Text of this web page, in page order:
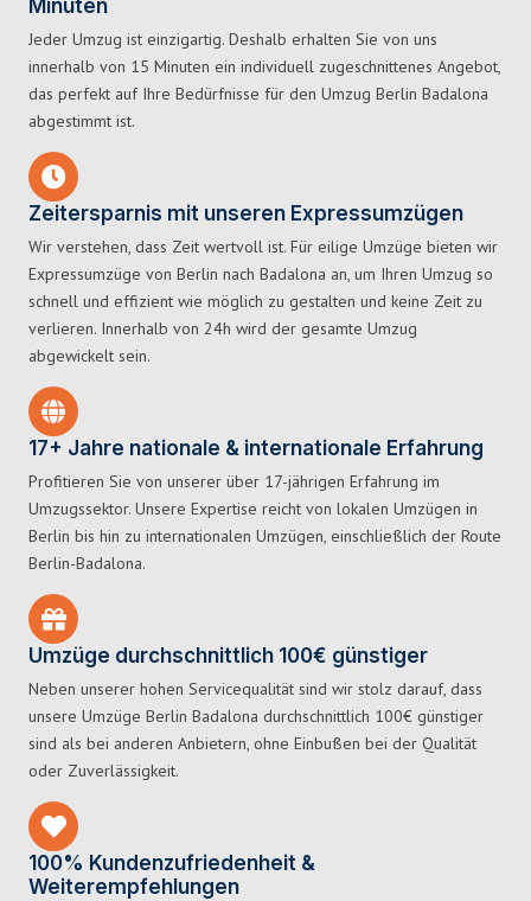
Minuten
Jeder Umzug ist einzigartig. Deshalb erhalten Sie von uns
innerhalb von 15 Minuten ein individuell zugeschnittenes Angebot,
das perfekt auf Ihre Bedürfnisse für den Umzug Berlin Badalona
abgestimmt ist.
Zeitersparnis mit unseren Expressumzügen
Wir verstehen, dass Zeit wertvoll ist. Für eilige Umzüge bieten wir
Expressumzüge von Berlin nach Badalona an, um Ihren Umzug so
schnell und effizient wie möglich zu gestalten und keine Zeit zu
verlieren. Innerhalb von 24h wird der gesamte Umzug
abgewickelt sein.
17+ Jahre nationale & internationale Erfahrung
Profitieren Sie von unserer über 17-jährigen Erfahrung im
Umzugssektor. Unsere Expertise reicht von lokalen Umzügen in
Berlin bis hin zu internationalen Umzügen, einschließlich der Route
Berlin-Badalona.
Umzüge durchschnittlich 100€ günstiger
Neben unserer hohen Servicequalität sind wir stolz darauf, dass
unsere Umzüge Berlin Badalona durchschnittlich 100€ günstiger
sind als bei anderen Anbietern, ohne Einbußen bei der Qualität
oder Zuverlässigkeit.
100% Kundenzufriedenheit &
Weiterempfehlungen